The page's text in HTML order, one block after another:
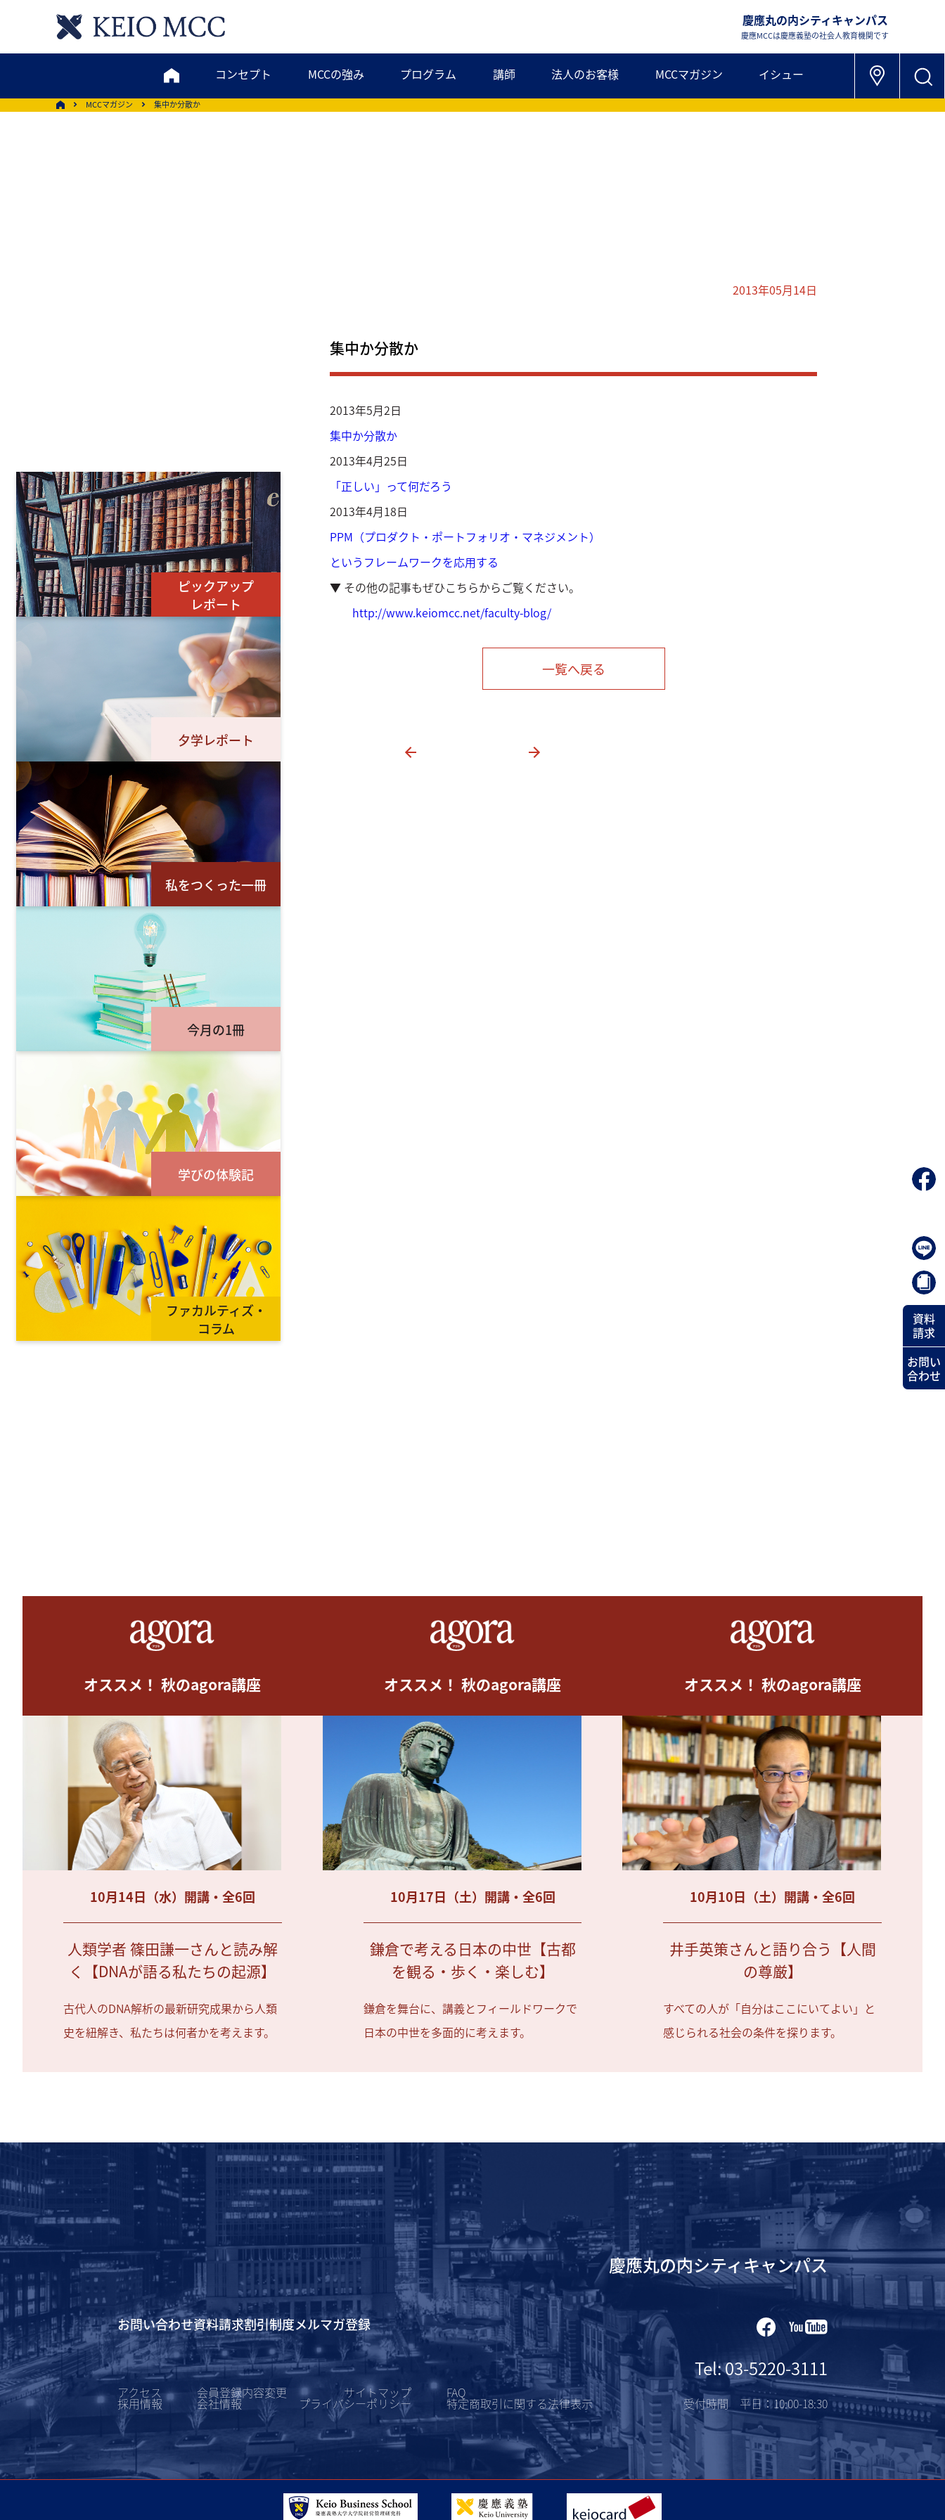
慶應丸の内シティキャンパス
慶應MCCは慶應義塾の社会人教育機関です
コンセプト MCCの強み プログラム 講師 法人のお客様 MCCマガジン イシュー
MCCマガジン 集中か分散か
2013年05月14日
集中か分散か
2013年5月2日
集中か分散か
2013年4月25日
「正しい」って何だろう
2013年4月18日
PPM（プロダクト・ポートフォリオ・マネジメント）
というフレームワークを応用する
▼ その他の記事もぜひこちらからご覧ください。
http://www.keiomcc.net/faculty-blog/
一覧へ戻る
ピックアップ
レポート
夕学レポート
私をつくった一冊
今月の1冊
学びの体験記
ファカルティズ・
コラム
オススメ！ 秋のagora講座
10月14日（水）開講・全6回
人類学者 篠田謙一さんと読み解
く【DNAが語る私たちの起源】
古代人のDNA解析の最新研究成果から人類
史を紐解き、私たちは何者かを考えます。
オススメ！ 秋のagora講座
10月17日（土）開講・全6回
鎌倉で考える日本の中世【古都
を観る・歩く・楽しむ】
鎌倉を舞台に、講義とフィールドワークで
日本の中世を多面的に考えます。
オススメ！ 秋のagora講座
10月10日（土）開講・全6回
井手英策さんと語り合う【人間
の尊厳】
すべての人が「自分はここにいてよい」と
感じられる社会の条件を探ります。
資料
請求
お問い
合わせ
慶應丸の内シティキャンパス
お問い合わせ資料請求割引制度メルマガ登録
アクセス 会員登録内容変更 サイトマップ FAQ
採用情報 会社情報 プライバシーポリシー 特定商取引に関する法律表示
Tel: 03-5220-3111
受付時間 平日：10:00-18:30